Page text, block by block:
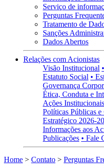
Serviço de
Perguntas
Tratamento de
Sanções
Dados Abertos
Relações com Acionistas
Visão Institucional
Estatuto Social •
Governança
Ética, Conduta e
Ações Institucionais
Políticas Públicas
Estratégico 2026-
Informações aos
Publicações • Fale
Home > Contato > Perguntas